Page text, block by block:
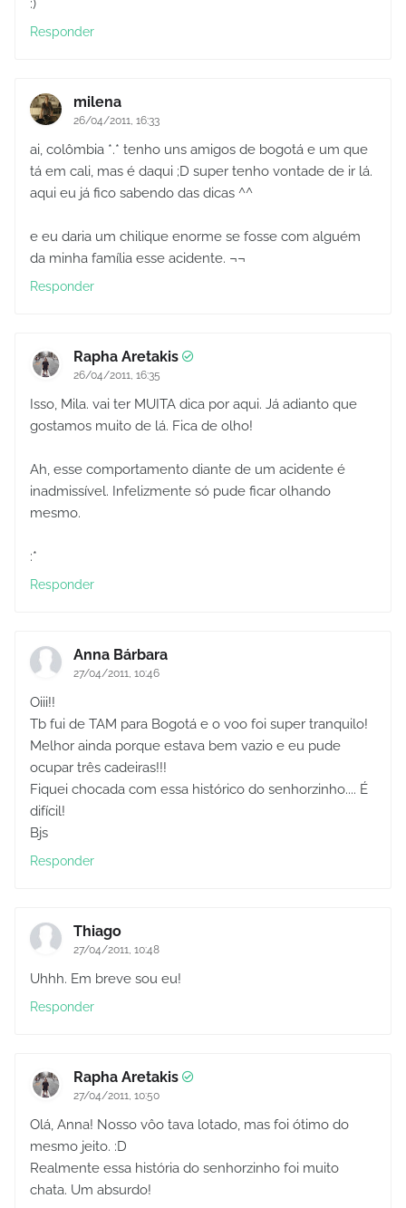
:)
Responder
milena
26/04/2011, 16:33
ai, colômbia *.* tenho uns amigos de bogotá e um que
tá em cali, mas é daqui ;D super tenho vontade de ir lá.
aqui eu já fico sabendo das dicas ^^
e eu daria um chilique enorme se fosse com alguém
da minha família esse acidente. ¬¬
Responder
Rapha Aretakis
26/04/2011, 16:35
Isso, Mila. vai ter MUITA dica por aqui. Já adianto que
gostamos muito de lá. Fica de olho!
Ah, esse comportamento diante de um acidente é
inadmissível. Infelizmente só pude ficar olhando
mesmo.
:*
Responder
Anna Bárbara
27/04/2011, 10:46
Oiii!!
Tb fui de TAM para Bogotá e o voo foi super tranquilo!
Melhor ainda porque estava bem vazio e eu pude
ocupar três cadeiras!!!
Fiquei chocada com essa histórico do senhorzinho.... É
difícil!
Bjs
Responder
Thiago
27/04/2011, 10:48
Uhhh. Em breve sou eu!
Responder
Rapha Aretakis
27/04/2011, 10:50
Olá, Anna! Nosso vôo tava lotado, mas foi ótimo do
mesmo jeito. :D
Realmente essa história do senhorzinho foi muito
chata. Um absurdo!